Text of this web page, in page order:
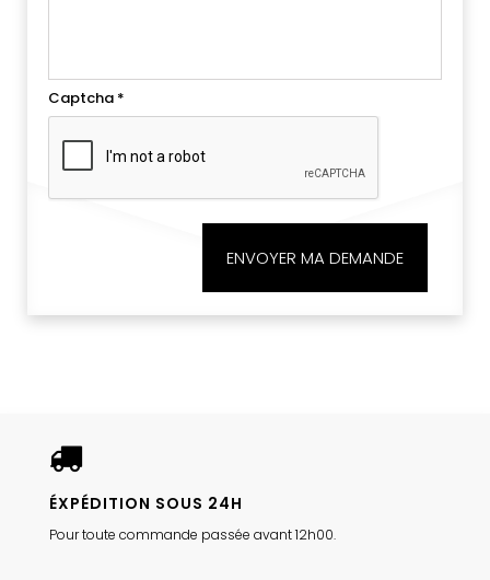
Captcha *
ENVOYER MA DEMANDE
ÉXPÉDITION SOUS 24H
Pour toute commande passée avant 12h00.